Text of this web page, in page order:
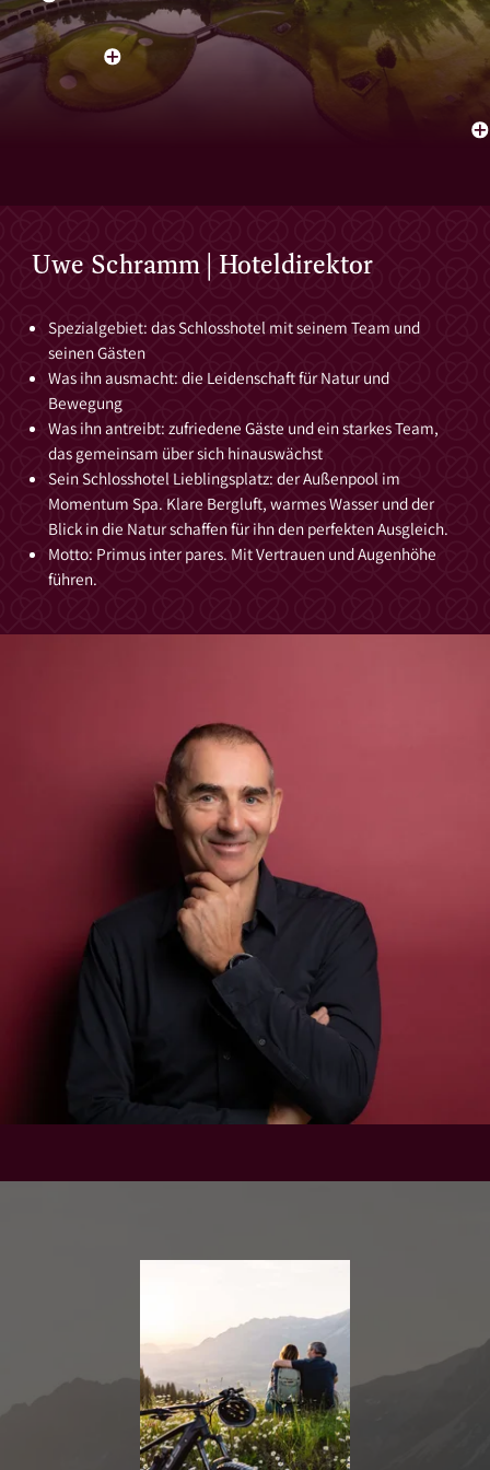
Uwe Schramm | Hoteldirektor
Spezialgebiet: das Schlosshotel mit seinem Team und
seinen Gästen
Was ihn ausmacht: die Leidenschaft für Natur und
Bewegung
Was ihn antreibt: zufriedene Gäste und ein starkes Team,
das gemeinsam über sich hinauswächst
Sein Schlosshotel Lieblingsplatz: der Außenpool im
Momentum Spa. Klare Bergluft, warmes Wasser und der
Blick in die Natur schaffen für ihn den perfekten Ausgleich.
Motto: Primus inter pares. Mit Vertrauen und Augenhöhe
führen.